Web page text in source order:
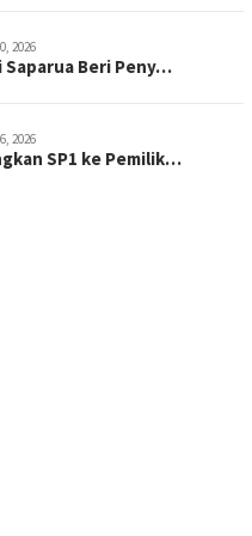
2026
Saparua Beri Peny…
2026
SP1 ke Pemilik…